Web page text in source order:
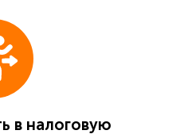
в налоговую